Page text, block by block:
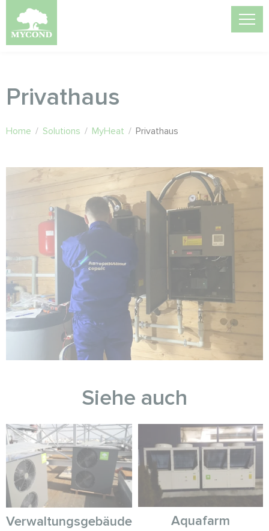
Privathaus
Home / Solutions / MyHeat / Privathaus
Siehe auch
Verwaltungsgebäude Aquafarm